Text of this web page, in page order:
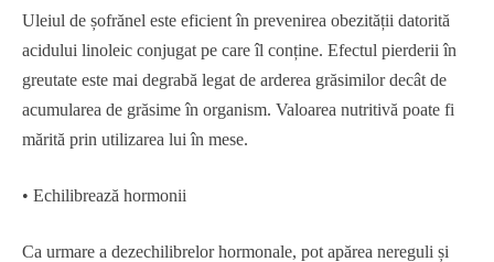
Uleiul de șofrănel este eficient în prevenirea obezității datorită
acidului linoleic conjugat pe care îl conține. Efectul pierderii în
greutate este mai degrabă legat de arderea grăsimilor decât de
acumularea de grăsime în organism. Valoarea nutritivă poate fi
mărită prin utilizarea lui în mese.
• Echilibrează hormonii
Ca urmare a dezechilibrelor hormonale, pot apărea nereguli și